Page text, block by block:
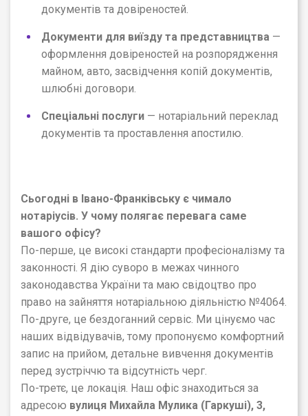
документів та довіреностей.
Документи для виїзду та представництва —
оформлення довіреностей на розпорядження
майном, авто, засвідчення копій документів,
шлюбні договори.
Спеціальні послуги — нотаріальний переклад
документів та проставлення апостилю.
Сьогодні в Івано-Франківську є чимало
нотаріусів. У чому полягає перевага саме
вашого офісу?
По-перше, це високі стандарти професіоналізму та
законності. Я дію суворо в межах чинного
законодавства України та маю свідоцтво про
право на зайняття нотаріальною діяльністю №4064.
По-друге, це бездоганний сервіс. Ми цінуємо час
наших відвідувачів, тому пропонуємо комфортний
запис на прийом, детальне вивчення документів
перед зустріччю та відсутність черг.
По-третє, це локація. Наш офіс знаходиться за
адресою вулиця Михайла Мулика (Гаркуші), 3,